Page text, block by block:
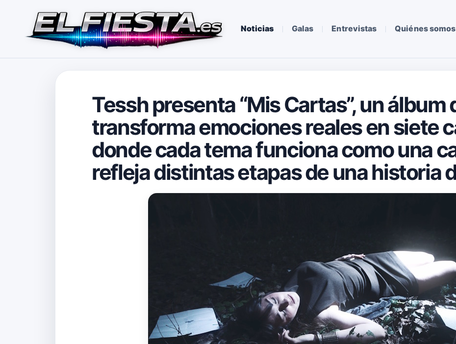
Noticias Galas Entrevistas Quiénes somos
Tessh presenta “Mis Cartas”, un álbum
transforma emociones reales en siete
donde cada tema funciona como una
refleja distintas etapas de una historia